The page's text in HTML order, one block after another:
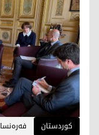
کوردستان فەرەنسا